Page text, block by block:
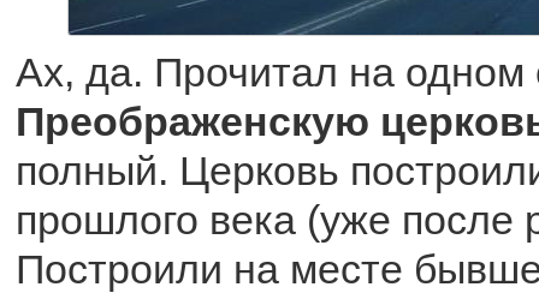
Ах, да. Прочитал на одном
Преображенскую
полный. Церковь
прошлого века (уже после
Построили на месте